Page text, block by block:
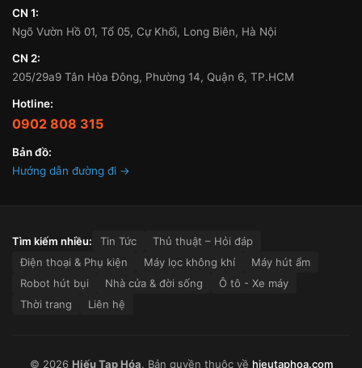
CN 1:
Ngõ Vườn Hồ 01, Tổ 05, Cự Khối, Long Biên, Hà Nội
CN 2:
205/29a9 Tân Hòa Đông, Phường 14, Quận 6, TP.HCM
Hotline:
0902 808 315
Bản đồ:
Hướng dẫn đường đi →
Tìm kiếm nhiều: Tin Tức
Thủ thuật – Hỏi đáp
Điện thoại & Phụ kiện
Máy lọc không khí
Máy hút ẩm
Robot hút bụi
Nhà cửa & đời sống
Ô tô - Xe máy
Thời trang
Liên hệ
© 2026 Hiếu Tạp Hóa. Bản quyền thuộc về hieutaphoa.com